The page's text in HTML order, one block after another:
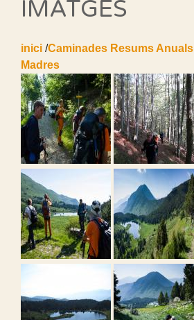
IMATGES
inici /Caminades Resums Anuals
Madres